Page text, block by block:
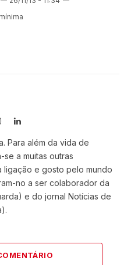
InstagramLinkedIn
Para além da vida de
a muitas outras
ligação e gosto pelo mundo
no a ser colaborador da
e do jornal Notícias de